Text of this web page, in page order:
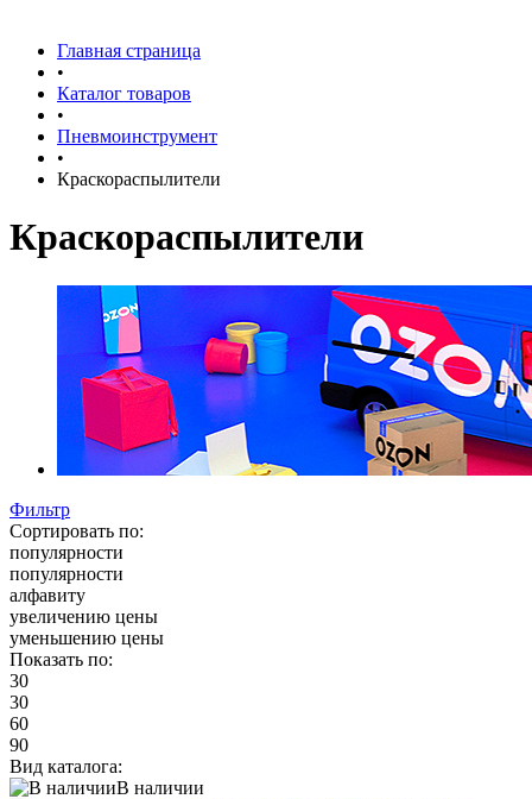
Главная страница
•
Каталог товаров
•
Пневмоинструмент
•
Краскораспылители
Краскораспылители
Фильтр
Сортировать по:
популярности
популярности
алфавиту
увеличению цены
уменьшению цены
Показать по:
30
30
60
90
Вид каталога:
В наличии